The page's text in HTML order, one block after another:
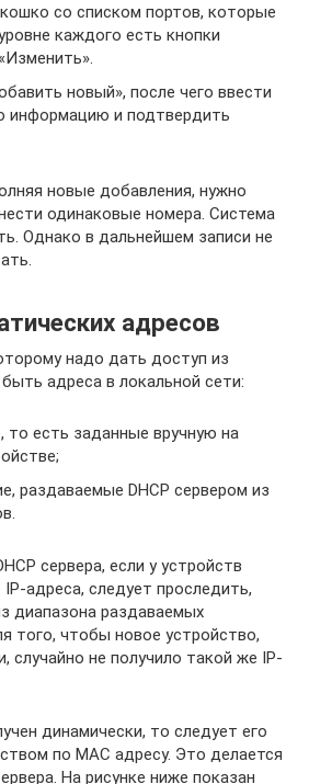
со списком портов, которые
каждого есть кнопки
новый», после чего ввести
информацию и подтвердить
новые добавления, нужно
одинаковые номера. Система
Однако в дальнейшем записи не
адресов
надо дать доступ из
адреса в локальной сети:
то есть заданные вручную на
раздаваемые DHCP сервером из
сервера, если у устройств
адреса, следует проследить,
диапазона раздаваемых
того, чтобы новое устройство,
случайно не получило такой же IP-
динамически, то следует его
по MAC адресу. Это делается
На рисунке ниже показан